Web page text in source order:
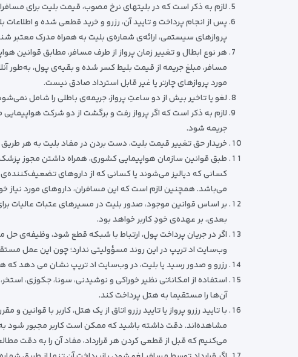
لازم به ذکر است که در بلیتهای نرخ مصوب، قیمت بلیت برای
پس از انجام پرداخت و تایید آن، رزرو و خرید قطعی شده و
پروازهای سیستمی، ارائه‌ی شماره‌ی بلیت به همراه مدرک معتبر
هر نوع ابطال و تغییر زمان پرواز از طرف مسافر، مطابق
مورد پروازهای چارتر یا غیر قابل استرداد صادق نیست.
لغو یا تاخیر بیش از دو ساعتِ پرواز، جریمه‌ی باطلی را شامل
لازم به ذکر است که اگر پرواز رفت و برگشت از دو شرکت
جریمه‌ شود.
خریدار حق تغییر قیمت بلیت، دست بردن در مفاد بلیت به هر طریق
طبق قوانین سازمان هواپیمایی کشوری، همراه داشتن مجوز پزشک
کسانی که دیالیز می‌شوند یا کسانی که از داروهای
می‌باشد. همچنین لازم است که این مسافران، داروهای مورد نیاز
بر اساس قوانین موجود، صدور بلیت در مسیرهای عتبات عالیات
بعدی، بر عهده‌ی خودِ کاربر خواهد بود.
اگر در جریان پرداخت پول، ارتباط با شبکه قطع شود، وظیفه‌ی
وب‌سایت اد تریپ در این روند مسؤولیتی ندارد؛ چون این عمل
رزرو و صدور رسید یا بلیت، در وب‌سایت اد تریپ نشان می دهد که
استفاده از امکاناتی نظیر خوراکی و نوشیدنی، سونا، جکوزی،
آن‌ها را مستقیما به هتل پرداخت کند.
با تایید رزرو پرواز یا تایید رزرو اتاق از یک هتل، کاربر با
مشاهده‌اند. دقت داشته باشید که ممکن است کاربر مجبور شود به
می‌کنیم که قبل از قطعی کردن هر قرارداد، مفاد آن را به دقت